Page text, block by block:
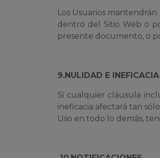
Los Usuarios
dentro del Sitio Web o
presente documento, o
9.NULIDAD E
Si cualquier cláusula
ineficacia afectará tan
Uso en todo lo demás,